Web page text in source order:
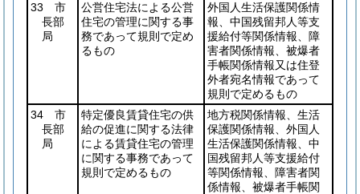
33 市
長部
局
公営住宅法による公営
住宅の管理に関する事
務であって規則で定め
るもの
外国人生活保護関係情
報、中国残留邦人等支
援給付等関係情報、障
害者関係情報、被爆者
手帳関係情報又は住登
外者宛名情報であって
規則で定めるもの
34 市
長部
局
特定優良賃貸住宅の供
給の促進に関する法律
による賃貸住宅の管理
に関する事務であって
規則で定めるもの
地方税関係情報、生活
保護関係情報、外国人
生活保護関係情報、中
国残留邦人等支援給付
等関係情報、障害者関
係情報、被爆者手帳関